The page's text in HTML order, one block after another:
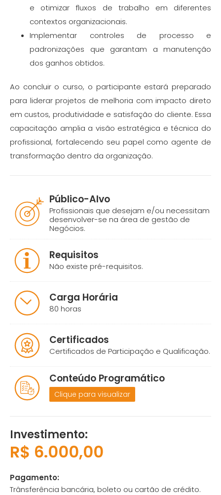
e otimizar fluxos de trabalho em diferentes
contextos organizacionais.
Implementar controles de processo e
padronizações que garantam a manutenção
dos ganhos obtidos.
Ao concluir o curso, o participante estará preparado
para liderar projetos de melhoria com impacto direto
em custos, produtividade e satisfação do cliente. Essa
capacitação amplia a visão estratégica e técnica do
profissional, fortalecendo seu papel como agente de
transformação dentro da organização.
Público-Alvo
Profissionais que desejam e/ou necessitam
desenvolver-se na área de gestão de
Negócios.
Requisitos
Não existe pré-requisitos.
Carga Horária
80 horas
Certificados
Certificados de Participação e Qualificação.
Conteúdo Programático
Clique para visualizar
Investimento:
R$ 6.000,00
Pagamento:
Trânsferência bancária, boleto ou cartão de crédito.